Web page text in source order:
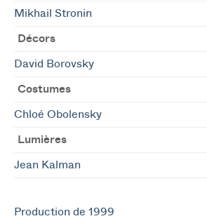
Mikhail Stronin
Décors
David Borovsky
Costumes
Chloé Obolensky
Lumières
Jean Kalman
Production de 1999